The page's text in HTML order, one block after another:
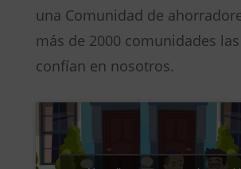
una Comunidad de
más de 2000 comunidades
confían en nosotros.